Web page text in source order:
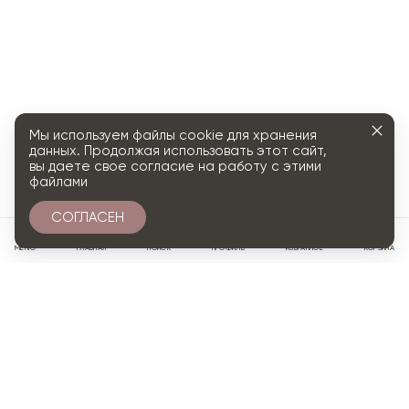
МЕНЮ ГЛАВНАЯ ПОИСК ПРОФИЛЬ ИЗБРАННОЕ КОРЗИНА
Мы используем файлы cookie для хранения
данных. Продолжая использовать этот сайт,
вы даете свое согласие на работу с этими
файлами
СОГЛАСЕН